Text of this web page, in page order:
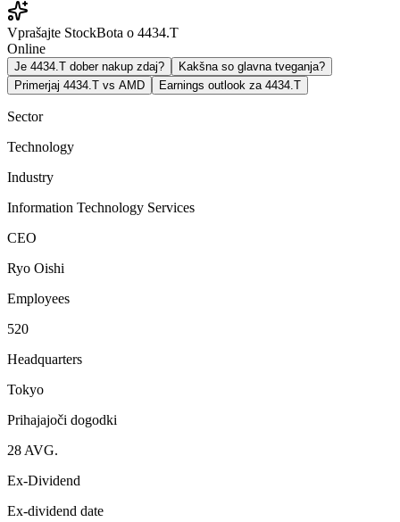
Vprašajte StockBota o 4434.T
Online
Je 4434.T dober nakup zdaj?
Kakšna so glavna tveganja?
Primerjaj 4434.T vs AMD
Earnings outlook za 4434.T
Sector
Technology
Industry
Information Technology Services
CEO
Ryo Oishi
Employees
520
Headquarters
Tokyo
Prihajajoči dogodki
28 AVG.
Ex-Dividend
Ex-dividend date